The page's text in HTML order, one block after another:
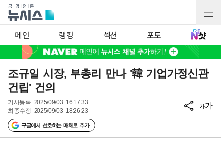
메인 랭킹 섹션 포토
조규일 시장, 부총리 만나 '韓 기업가정신관
건립' 건의
기사등록 2025/09/03 16:17:33
최종수정 2025/09/03 18:26:23
구글에서 선호하는 매체로 추가
가가